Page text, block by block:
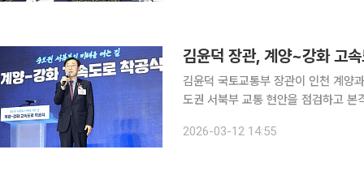
김윤덕 국토교통부 장관이 인천 계양
도권 서북부 교통 현안을 점검하고 본격적인 사업 추진
위원장을 비롯해 배준영 의원, 박상
2026-03-12 14:55